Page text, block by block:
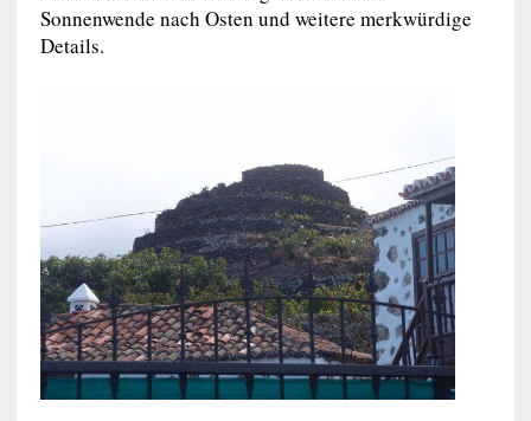
Sonnenwende nach Osten und weitere merkwürdige
Details.